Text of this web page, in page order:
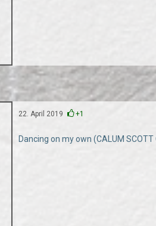
22. April 2019 +1
Dancing on my own (CALUM SCOTT